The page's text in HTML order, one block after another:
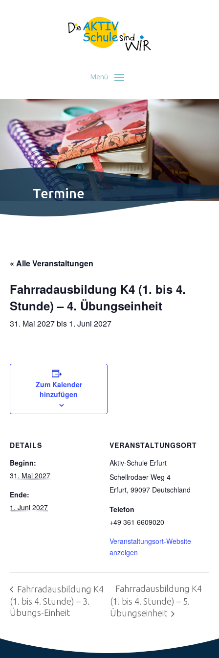
Termine
« Alle Veranstaltungen
Fahrradausbildung K4 (1. bis 4.
Stunde) – 4. Übungseinheit
31. Mai 2027bis 1. Juni 2027
Zum Kalender
hinzufügen
DETAILS
Beginn:
31. Mai 2027
Ende:
1. Juni 2027
VERANSTALTUNGSORT
Aktiv-Schule Erfurt
Schellrodaer Weg 4
Erfurt, 99097 Deutschland
Telefon
+49 361 6609020
Veranstaltungsort-Website
anzeigen
Fahrradausbildung K4
(1. bis 4. Stunde) – 3.
Übungs-Einheit
Fahrradausbildung K4
(1. bis 4. Stunde) – 5.
Übungseinheit